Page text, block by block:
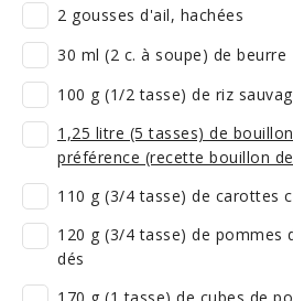
2 gousses d'ail, hachées
30 ml (2 c. à soupe) de beurre
100 g (1/2 tasse) de riz
1,25 litre (5 tasses) de
préférence (recette bouillon
110 g (3/4 tasse) de carottes
120 g (3/4 tasse) de pommes
dés